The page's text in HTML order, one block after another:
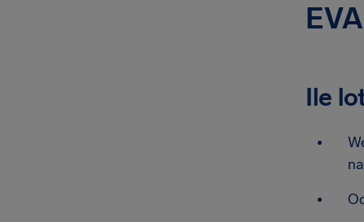
Ile